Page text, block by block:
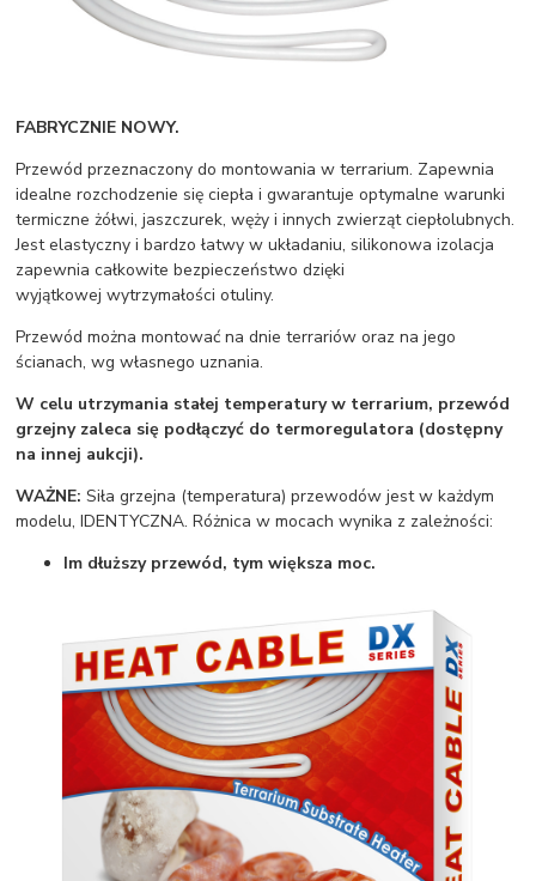
FABRYCZNIE NOWY.
Przewód przeznaczony do montowania w terrarium. Zapewnia
idealne rozchodzenie się ciepła i gwarantuje optymalne warunki
termiczne żółwi, jaszczurek, węży i innych zwierząt ciepłolubnych.
Jest elastyczny i bardzo łatwy w układaniu, silikonowa izolacja
zapewnia całkowite bezpieczeństwo dzięki
wyjątkowej wytrzymałości otuliny.
Przewód można montować na dnie terrariów oraz na jego
ścianach, wg własnego uznania.
W celu utrzymania stałej temperatury w terrarium, przewód
grzejny zaleca się podłączyć do termoregulatora (dostępny
na innej aukcji).
WAŻNE:Siła grzejna (temperatura) przewodów jest w każdym
modelu, IDENTYCZNA. Różnica w mocach wynika z zależności:
Im dłuższy przewód, tym większa moc.